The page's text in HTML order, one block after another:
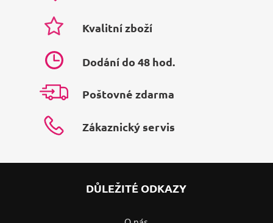
Kvalitní zboží
Dodání do 48 hod.
Poštovné zdarma
Zákaznický servis
DŮLEŽITÉ ODKAZY